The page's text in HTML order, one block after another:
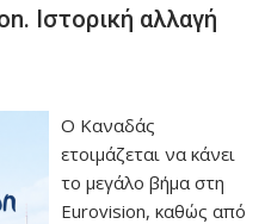
Ιστορική αλλαγή
Ο Καναδάς
ετοιμάζεται να κάνει
το μεγάλο βήμα στη
Eurovision, καθώς από